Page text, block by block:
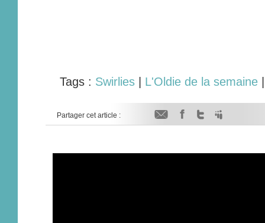
Tags : Swirlies L'Oldie de la semaine
Partager cet article :